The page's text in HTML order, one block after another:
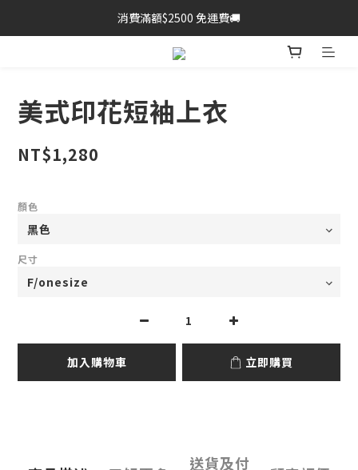
消費滿額$2500 免運費🚚
美式印花短袖上衣
NT$1,280
顏色
尺寸
加入購物車 立即購買
送貨及付